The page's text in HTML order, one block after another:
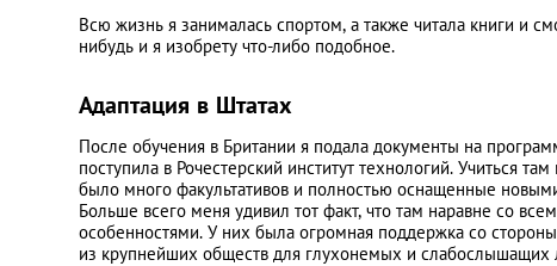
Всю жизнь я занималась спортом, а также читала книги и
нибудь и я изобрету что-либо подобное.
Адаптация в Штатах
После обучения в Британии я подала документы на
поступила в Рочестерский институт технологий. Учиться
было много факультативов и полностью оснащенные
Больше всего меня удивил тот факт, что там наравне со
особенностями. У них была огромная поддержка со
из крупнейших обществ для глухонемых и слабослышащих